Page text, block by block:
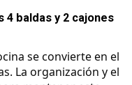
baldas y 2 cajones
se convierte en el
La organización y el